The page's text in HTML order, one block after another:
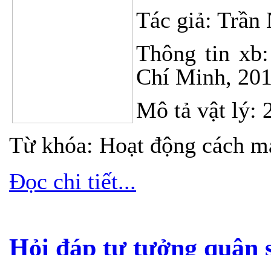
Tác giả: Trần
Thông tin
Chí Minh,
Mô tả vật lý:
Từ khóa: Hoạt động cách
Đọc chi tiết...
Hỏi đáp tư tưởng quân